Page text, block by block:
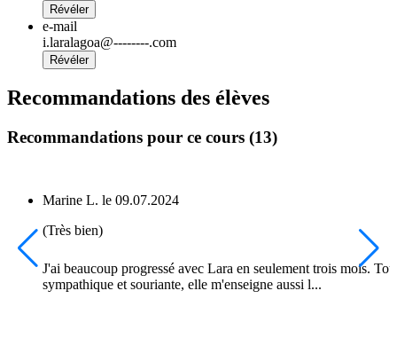
Révéler
e-mail
i.laralagoa@--------.com
Révéler
Recommandations des élèves
Recommandations pour ce cours (13)
Marine L. le 09.07.2024
(Très bien)
J'ai beaucoup progressé avec Lara en seulement trois mois.
sympathique et souriante, elle m'enseigne aussi l...